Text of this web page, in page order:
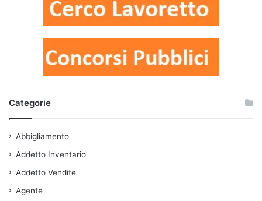
Categorie
Abbigliamento
Addetto Inventario
Addetto Vendite
Agente